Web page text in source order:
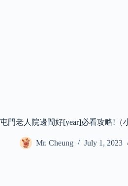
屯門老人院邊間好[year]必看攻略!（
Mr. Cheung July 1, 2023